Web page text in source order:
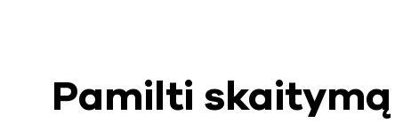
Pamilti